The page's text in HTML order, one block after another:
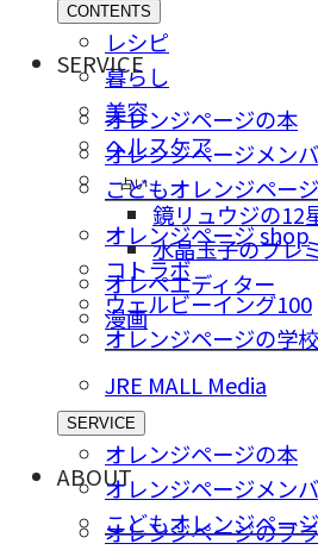
CONTENTS
レシピ
暮らし
美容
ヘルスケア
占い
鏡リュウジの12
水晶玉子のプレ
オレペエディター
漫画
SERVICE
オレンジページの本
オレンジページメン
こどもオレンジペー
オレンジページ shop
コトラボ
ウェルビーイング100
オレンジページの学校
JRE MALL Media
SERVICE
オレンジページの本
オレンジページメン
こどもオレンジペー
ABOUT
オレンジページのブ